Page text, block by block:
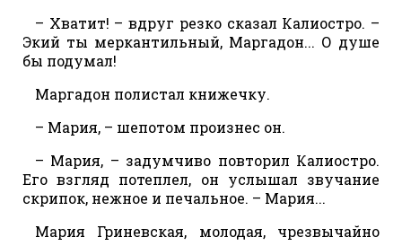
– Хватит! – вдруг резко сказал Калиостро. –
Экий ты меркантильный, Маргадон... О душе
бы подумал!
Маргадон полистал книжечку.
– Мария, – шепотом произнес он.
– Мария, – задумчиво повторил Калиостро.
Его взгляд потеплел, он услышал звучание
скрипок, нежное и печальное. – Мария...
Мария Гриневская, молодая, чрезвычайно